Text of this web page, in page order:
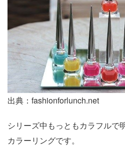
出典：fashionforlunch.net
シリーズ中もっともカラフルで
カラーリングです。